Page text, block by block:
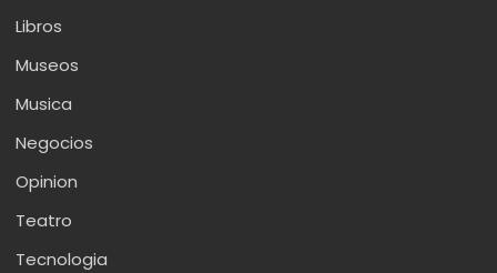
Libros
Museos
Musica
Negocios
Opinion
Teatro
Tecnologia